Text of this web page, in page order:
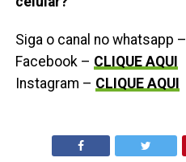
Siga o canal no whatsapp –
Facebook – CLIQUE AQUI
Instagram – CLIQUE AQUI